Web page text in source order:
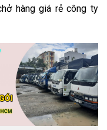
hàng giá rẻ công ty